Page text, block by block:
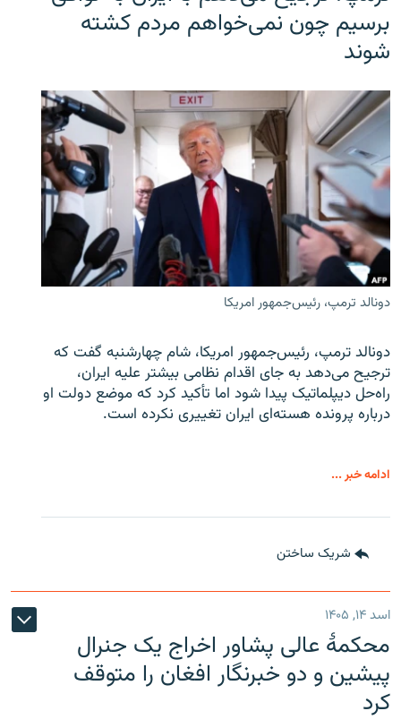
برسیم چون نمی‌خواهم مردم کشته
شوند
دونالد ترمپ، رئیس‌جمهور امریکا
دونالد ترمپ، رئیس‌جمهور امریکا، شام چهارشنبه گفت که
ترجیح می‌دهد به جای اقدام نظامی بیشتر علیه ایران،
راه‌حل دیپلماتیک پیدا شود اما تأکید کرد که موضع دولت او
درباره پرونده هسته‌ای ایران تغییری نکرده است.
ادامه خبر ...
شریک ساختن
اسد ۱۴, ۱۴۰۵
محکمۀ عالی پشاور اخراج یک جنرال
پیشین و دو خبرنگار افغان را متوقف
کرد